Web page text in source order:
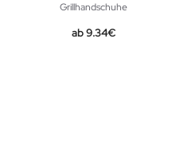
Grillhandschuhe
Original
9.34€Current